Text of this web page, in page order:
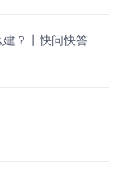
？丨快问快答